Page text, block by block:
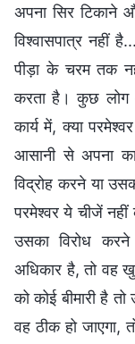
अपना सिर टिकाने
विश्वासपात्र नहीं
पीड़ा के चरम तक
करता है। कुछ लोग
कार्य में, क्या
आसानी से अपना
विद्रोह करने या
परमेश्वर ये चीजें नहीं
उसका विरोध
अधिकार है, तो वह
को कोई बीमारी है
वह ठीक हो जाएगा,